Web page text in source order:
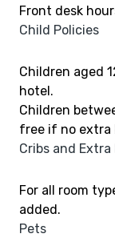
Front desk
Child Policies
Children aged
hotel.
Children
free if no extra
Cribs and Extra
For all room
added.
Pets